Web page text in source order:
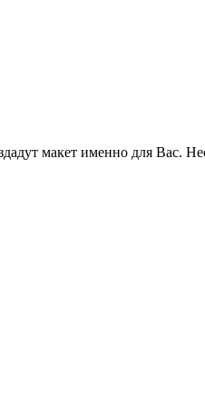
макет именно для Вас.